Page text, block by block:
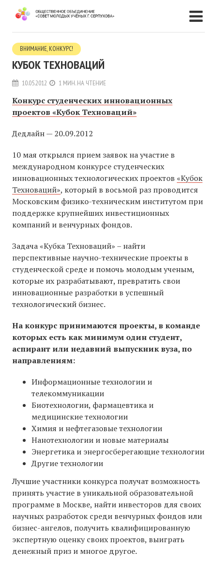
ВНИМАНИЕ, КОНКУРС!
КУБОК ТЕХНОВАЦИЙ
10.05.2012 1 МИН. НА ЧТЕНИЕ
Конкурс студенческих инновационных
проектов «Кубок Техноваций»
Дедлайн — 20.09.2012
10 мая открылся прием заявок на участие в
международном конкурсе студенческих
инновационных технологических проектов «Кубок
Техноваций», который в восьмой раз проводится
Московским физико-техническим институтом при
поддержке крупнейших инвестиционных
компаний и венчурных фондов.
Задача «Кубка Техноваций» – найти
перспективные научно-технические проекты в
студенческой среде и помочь молодым ученым,
которые их разрабатывают, превратить свои
инновационные разработки в успешный
технологический бизнес.
На конкурс принимаются проекты, в команде
которых есть как минимум один студент,
аспирант или недавний выпускник вуза, по
направлениям:
Информационные технологии и
телекоммуникации
Биотехнологии, фармацевтика и
медицинские технологии
Химия и нефтегазовые технологии
Нанотехнологии и новые материалы
Энергетика и энергосберегающие технологии
Другие технологии
Лучшие участники конкурса получат возможность
принять участие в уникальной образовательной
программе в Москве, найти инвесторов для своих
научных разработок среди венчурных фондов или
бизнес-ангелов, получить квалифицированную
экспертную оценку своих проектов, выиграть
денежный приз и многое другое.